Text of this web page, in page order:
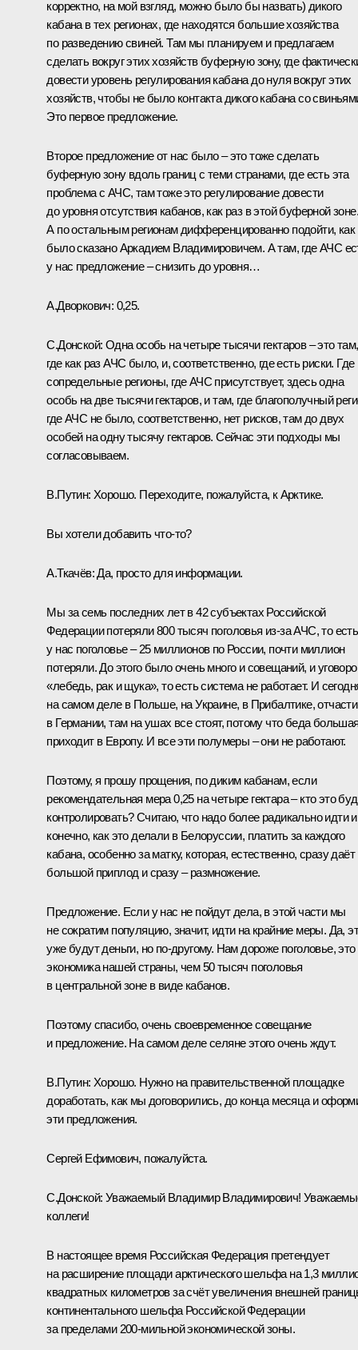
корректно, на мой взгляд, можно было бы назвать) дикого
кабана в тех регионах, где находятся большие хозяйства
по разведению свиней. Там мы планируем и предлагаем
сделать вокруг этих хозяйств буферную зону, где
довести уровень регулирования кабана до нуля вокруг этих
хозяйств, чтобы не было контакта дикого кабана со
Это первое предложение.
Второе предложение от нас было – это тоже сделать
буферную зону вдоль границ с теми странами, где есть эта
проблема с АЧС, там тоже это регулирование довести
до уровня отсутствия кабанов, как раз в этой буферной зоне.
А по остальным регионам дифференцированно подойти, как
было сказано Аркадием Владимировичем. А там, где АЧС
у нас предложение – снизить до уровня…
А.Дворкович: 0,25.
С.Донской: Одна особь на четыре тысячи гектаров – это там,
где как раз АЧС было, и, соответственно, где есть риски. Где
сопредельные регионы, где АЧС присутствует, здесь одна
особь на две тысячи гектаров, и там, где благополучный
где АЧС не было, соответственно, нет рисков, там до двух
особей на одну тысячу гектаров. Сейчас эти подходы мы
согласовываем.
В.Путин: Хорошо. Переходите, пожалуйста, к Арктике.
Вы хотели добавить что‑то?
А.Ткачёв:Да, просто для информации.
Мы за семь последних лет в 42 субъектах Российской
Федерации потеряли 800 тысяч поголовья из‑за АЧС, то есть
у нас поголовье – 25 миллионов по России, почти миллион
потеряли. До этого было очень много и совещаний, и
«лебедь, рак и щука», то есть система не работает. И
на самом деле в Польше, на Украине, в Прибалтике, отчасти
в Германии, там на ушах все стоят, потому что беда
приходит в Европу. И все эти полумеры – они не работают.
Поэтому, я прошу прощения, по диким кабанам, если
рекомендательная мера 0,25 на четыре гектара – кто это
контролировать? Считаю, что надо более радикально идти
конечно, как это делали в Белоруссии, платить за каждого
кабана, особенно за матку, которая, естественно, сразу даёт
большой приплод и сразу – размножение.
Предложение. Если у нас не пойдут дела, в этой части мы
не сократим популяцию, значит, идти на крайние меры. Да,
уже будут деньги, но по‑другому. Нам дороже поголовье, это
экономика нашей страны, чем 50 тысяч поголовья
в центральной зоне в виде кабанов.
Поэтому спасибо, очень своевременное совещание
и предложение. На самом деле селяне этого очень ждут.
В.Путин: Хорошо. Нужно на правительственной площадке
доработать, как мы договорились, до конца месяца и
эти предложения.
Сергей Ефимович, пожалуйста.
С.Донской: Уважаемый Владимир Владимирович!
коллеги!
В настоящее время Российская Федерация претендует
на расширение площади арктического шельфа на 1,3
квадратных километров за счёт увеличения внешней
континентального шельфа Российской Федерации
за пределами 200-мильной экономической зоны.